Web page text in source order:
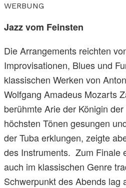
WERBUNG
Jazz vom Feinsten
Die Arrangements reichten
Improvisationen, Blues und
klassischen Werken von
Wolfgang Amadeus Mozarts
berühmte Arie der Königin
höchsten Tönen gesungen
der Tuba erklungen, zeigte
des Instruments. Zum Finale
auch im klassischen Genre
Schwerpunkt des Abends lag